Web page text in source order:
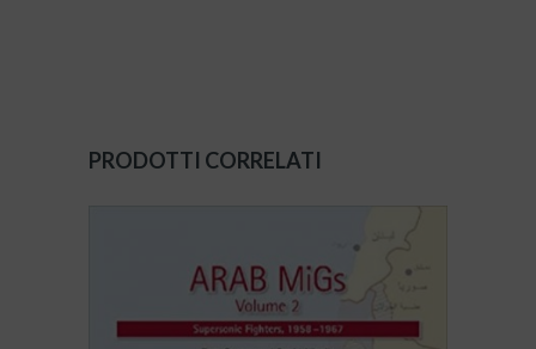
PRODOTTI CORRELATI